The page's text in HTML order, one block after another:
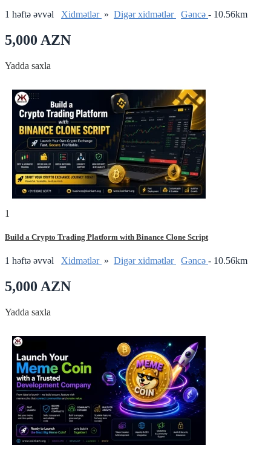
1 həftə əvvəl Xidmətlər » Digər xidmətlər Gǝncǝ - 10.56km
5,000 AZN
Yadda saxla
1
Build a Crypto Trading Platform with Binance Clone Script
1 həftə əvvəl Xidmətlər » Digər xidmətlər Gǝncǝ - 10.56km
5,000 AZN
Yadda saxla